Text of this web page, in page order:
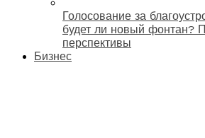
Голосование за
будет ли новый фонтан?
перспективы
Бизнес